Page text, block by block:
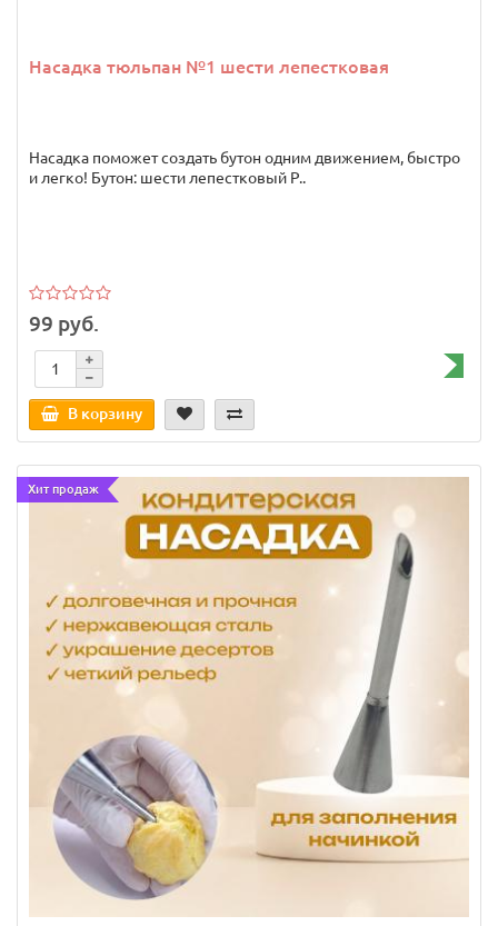
Насадка тюльпан №1 шести лепестковая
Насадка поможет создать бутон одним движением, быстро
и легко! Бутон: шести лепестковый Р..
99 руб.
В корзину
Хит продаж